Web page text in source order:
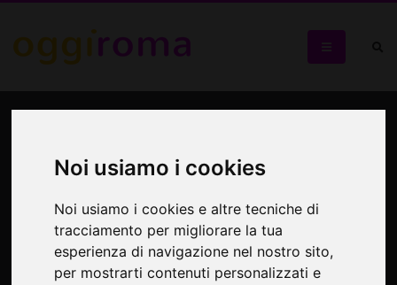
Noi usiamo i cookies
Noi usiamo i cookies e altre tecniche di
tracciamento per migliorare la tua
esperienza di navigazione nel nostro sito,
per mostrarti contenuti personalizzati e
Daniela Cirone. Ve l'imparo
Una parodia della società italiana incentrata in particolare
sul tema della scuola